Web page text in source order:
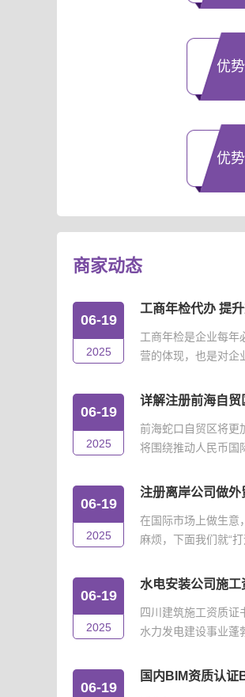
优
优
商家动态
06-19
2025
工商年检代办 提
工商年检是企业每年
营的体现，也是对企
06-19
2025
详解注册前海自贸
前海蛇口自贸区将更
将围绕推动人民币国
06-19
2025
注册离岸公司做外
在国际市场上做生意
麻烦，下面我们就“
06-19
2025
水电安装公司施
四川建筑施工资质证
水力发电建设事业蓬
06-19
国内BIM资质认证